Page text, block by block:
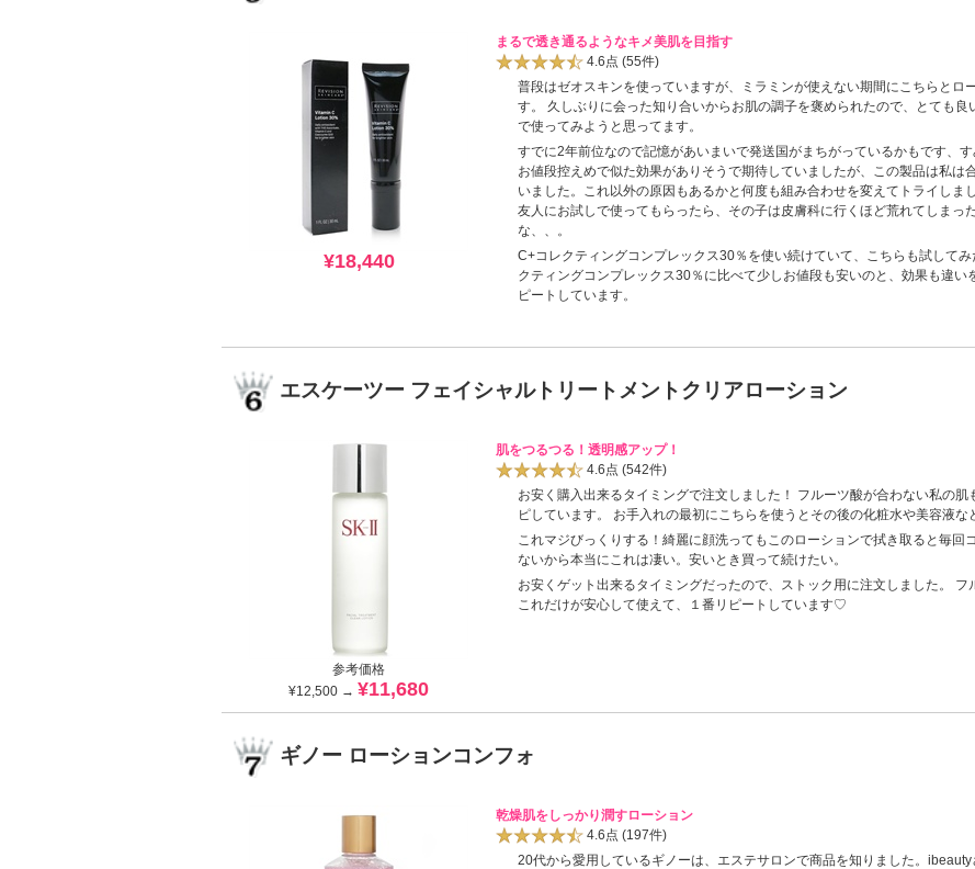
¥18,440
まるで透き通るようなキメ美肌を目指す
4.6点 (55件)
普段はゼオスキンを使っていますが、ミラミンが使えない期間にこちらとロ
す。 久しぶりに会った知り合いからお肌の調子を褒められたので、とても
で使ってみようと思ってます。
すでに2年前位なので記憶があいまいで発送国がまちがっているかもです、
お値段控えめで似た効果がありそうで期待していましたが、この製品は私は
いました。これ以外の原因もあるかと何度も組み合わせを変えてトライしま
友人にお試しで使ってもらったら、その子は皮膚科に行くほど荒れてしまっ
な、、。
C+コレクティングコンプレックス30％を使い続けていて、こちらも試して
クティングコンプレックス30％に比べて少しお値段も安いのと、効果も違い
ピートしています。
エスケーツー フェイシャルトリートメントクリアローション
参考価格
¥12,500 → ¥11,680
肌をつるつる！透明感アップ！
4.6点 (542件)
お安く購入出来るタイミングで注文しました！ フルーツ酸が合わない私の
ピしています。 お手入れの最初にこちらを使うとその後の化粧水や美容液な
これマジびっくりする！綺麗に顔洗ってもこのローションで拭き取ると毎回
ないから本当にこれは凄い。安いとき買って続けたい。
お安くゲット出来るタイミングだったので、ストック用に注文しました。
これだけが安心して使えて、１番リピートしています♡
ギノー ローションコンフォ
乾燥肌をしっかり潤すローション
4.6点 (197件)
20代から愛用しているギノーは、エステサロンで商品を知りました。